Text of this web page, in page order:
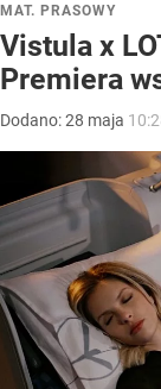
MAT. PRASOWY
Vistula x
Premiera
Dodano:28 maja